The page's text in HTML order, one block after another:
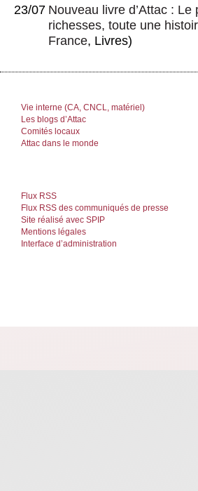
23/07 Nouveau livre d’Attac : Le
richesses, toute une
France, Livres)
Vie interne (CA, CNCL, matériel)
Les blogs d’Attac
Comités locaux
Attac dans le monde
Flux RSS
Flux RSS des communiqués de presse
Site réalisé avec SPIP
Mentions légales
Interface d’administration